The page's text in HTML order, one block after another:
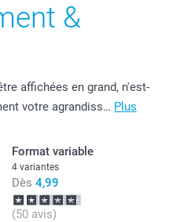
&
affichées en grand, n'est-
votre agrandiss… Plus
Format variable
4 variantes
Dès 4,99
(50 avis)